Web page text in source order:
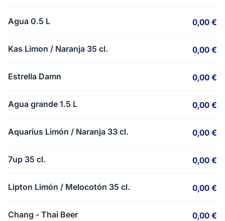
Agua 0.5 L 0,00 €
Kas Limon / Naranja 35 cl. 0,00 €
Estrella Damn 0,00 €
Agua grande 1.5 L 0,00 €
Aquarius Limón / Naranja 33 cl. 0,00 €
7up 35 cl. 0,00 €
Lipton Limón / Melocotón 35 cl. 0,00 €
Chang - Thai Beer 0,00 €